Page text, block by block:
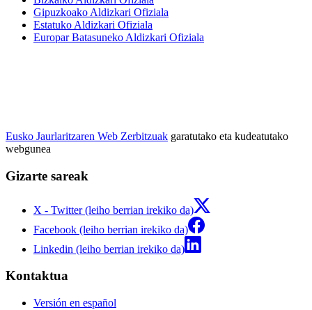
Gipuzkoako Aldizkari Ofiziala
Estatuko Aldizkari Ofiziala
Europar Batasuneko Aldizkari Ofiziala
Eusko Jaurlaritzaren Web Zerbitzuak garatutako eta kudeatutako
webgunea
Gizarte sareak
X - Twitter (leiho berrian irekiko da)
Facebook (leiho berrian irekiko da)
Linkedin (leiho berrian irekiko da)
Kontaktua
Versión en español